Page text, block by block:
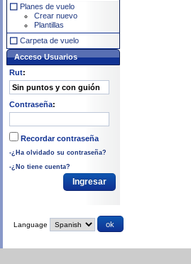
Planes de vuelo
Crear nuevo
Plantillas
Carpeta de vuelo
Acceso Usuarios
Rut:
Contraseña:
Recordar contraseña
-¿Ha olvidado su contraseña?
-¿No tiene cuenta?
Language